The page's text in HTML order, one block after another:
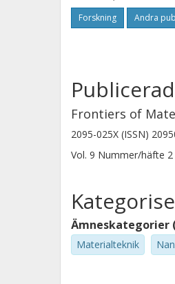
Forskning Andra
Frontiers of
2095-025X (ISSN)
Vol. 9 Nummer/häfte 2
Ämneskategorier
Materialteknik